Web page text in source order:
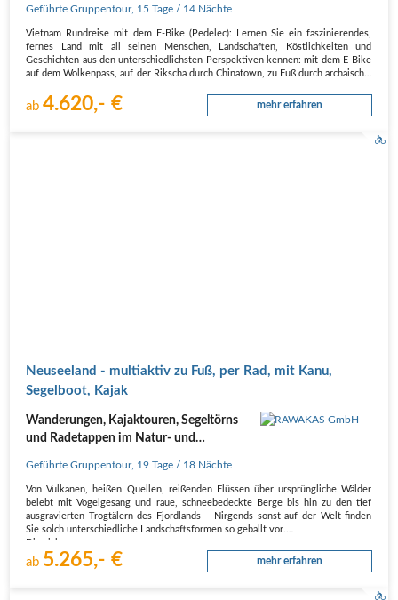
Geführte Gruppentour, 15 Tage / 14 Nächte
Vietnam Rundreise mit dem E-Bike (Pedelec): Lernen Sie ein faszinierendes,
fernes Land mit all seinen Menschen, Landschaften, Köstlichkeiten und
Geschichten aus den unterschiedlichsten Perspektiven kennen: mit dem E-Bike
auf dem Wolkenpass, auf der Rikscha durch Chinatown, zu Fuß durch archaisch…
ab4.620,- € mehr erfahren
Neuseeland - multiaktiv zu Fuß, per Rad, mit Kanu,
Segelboot, Kajak
Wanderungen, Kajaktouren, Segeltörns
und Radetappen im Natur- und
Geführte Gruppentour, 19 Tage / 18 Nächte
Von Vulkanen, heißen Quellen, reißenden Flüssen über ursprüngliche Wälder
belebt mit Vogelgesang und raue, schneebedeckte Berge bis hin zu den tief
ausgravierten Trogtälern des Fjordlands – Nirgends sonst auf der Welt finden
Sie solch unterschiedliche Landschaftsformen so geballt vor.
ab 5.265,- € mehr erfahren